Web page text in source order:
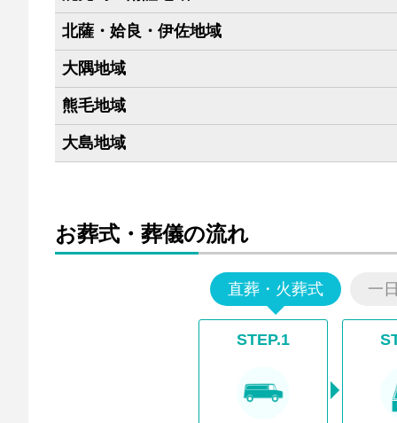
北薩・姶良・伊佐地域
大隅地域
熊毛地域
大島地域
お葬式・葬儀の流れ
直葬・火葬式 一
STEP.1